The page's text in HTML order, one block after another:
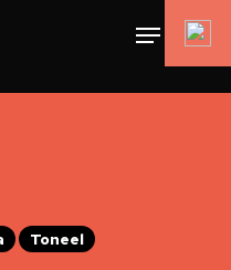
Toneel